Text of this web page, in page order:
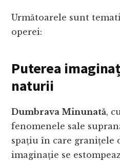
Următoarele sunt
operei:
Puterea
naturii
Dumbrava Minunată,
fenomenele sale
spațiu în care granițele
imaginație se